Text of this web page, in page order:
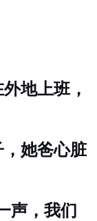
地上班，
她爸心脏
声，我们